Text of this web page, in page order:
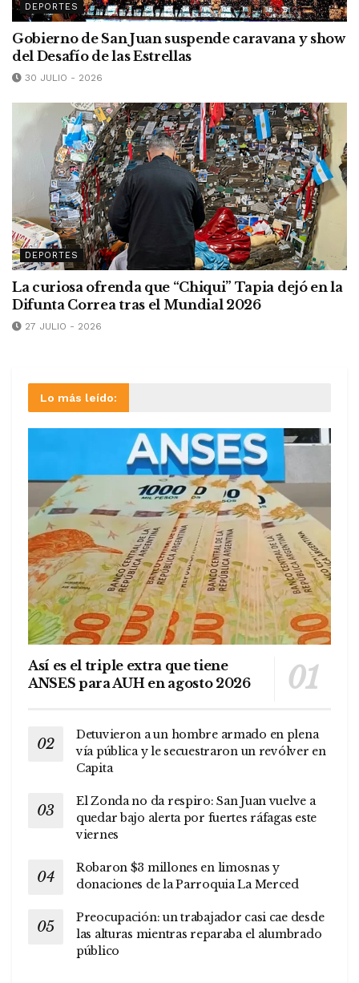
DEPORTES
Gobierno de San Juan suspende caravana y show
del Desafío de las Estrellas
30 JULIO - 2026
DEPORTES
La curiosa ofrenda que “Chiqui” Tapia dejó en la
Difunta Correa tras el Mundial 2026
27 JULIO - 2026
Lo más leído:
Así es el triple extra que tiene
ANSES para AUH en agosto 2026
Detuvieron a un hombre armado en plena
vía pública y le secuestraron un revólver en
Capita
El Zonda no da respiro: San Juan vuelve a
quedar bajo alerta por fuertes ráfagas este
viernes
Robaron $3 millones en limosnas y
donaciones de la Parroquia La Merced
Preocupación: un trabajador casi cae desde
las alturas mientras reparaba el alumbrado
público